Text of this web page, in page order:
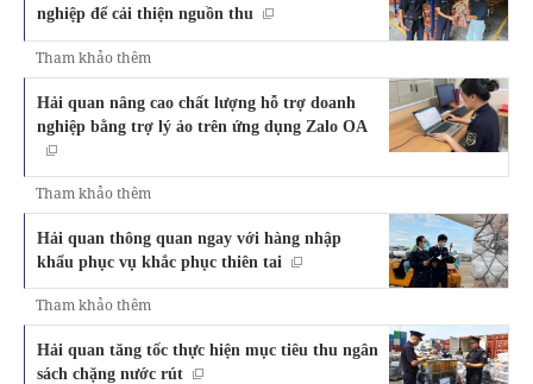
nghiệp để cải thiện nguồn thu
Tham khảo thêm
Hải quan nâng cao chất lượng hỗ trợ doanh
nghiệp bằng trợ lý ảo trên ứng dụng Zalo OA
Tham khảo thêm
Hải quan thông quan ngay với hàng nhập
khẩu phục vụ khắc phục thiên tai
Tham khảo thêm
Hải quan tăng tốc thực hiện mục tiêu thu ngân
sách chặng nước rút